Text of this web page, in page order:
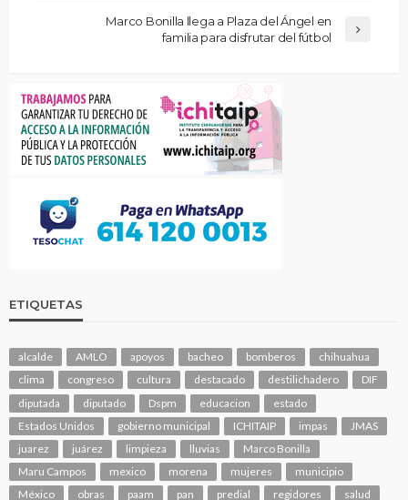
Marco Bonilla llega a Plaza del Ángel en
familia para disfrutar del fútbol
ETIQUETAS
alcalde AMLO apoyos bacheo bomberos
chihuahua
clima
congreso cultura destacado destilichadero
DIF
diputada
diputado Dspm educacion
estado
Estados Unidos
gobierno municipal ICHITAIP impas
JMAS
juarez
juárez limpieza lluvias
Marco Bonilla
Maru Campos
mexico morena mujeres
municipio
México
obras paam pan predial regidores
salud